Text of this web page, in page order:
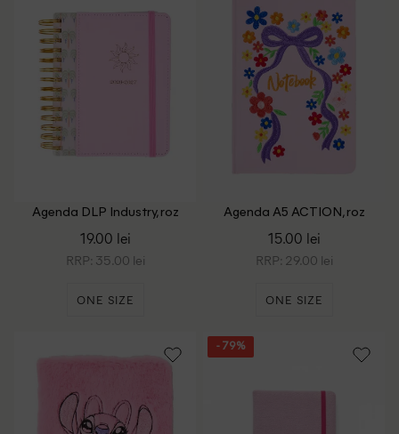
Agenda DLP Industry, roz
19.00 lei
RRP: 35.00 lei
ONE SIZE
Agenda A5 ACTION, roz
15.00 lei
RRP: 29.00 lei
ONE SIZE
- 79%